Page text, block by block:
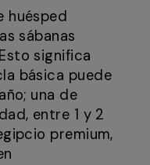
huésped
sábanas
significa
básica puede
una de
entre 1 y 2
premium,